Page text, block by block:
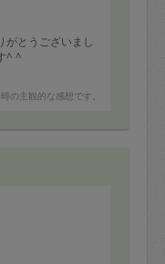
がとうございまし
^ ^
の主観的な感想です。